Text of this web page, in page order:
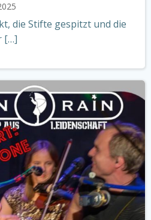
die Stifte gespitzt und die
[…]